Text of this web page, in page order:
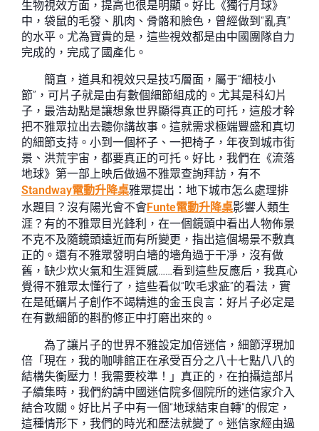
生物視效方面，提高也很是明顯。好比《獨行月球》
中，袋鼠的毛發、肌肉、骨骼和臉色，曾經做到“亂真”
的水平。尤為寶貴的是，這些視效都是由中國團隊自力
完成的，完成了國產化。
簡直，道具和視效只是技巧層面，屬于“細枝小
節”，可片子就是由有數個細節組成的。尤其是科幻片
子，最浩劫點是讓想象世界顯得真正的可托，這般才幹
把不雅眾拉出去聽你講故事。這就需求極端豐盛和真切
的細節支持。小到一個杯子、一把椅子，年夜到城市街
景、洪荒宇宙，都要真正的可托。好比，我們在《流落
地球》第一部上映后做過不雅眾查詢拜訪，有不
Standway電動升降桌雅眾提出：地下城市怎么處理排
水題目？沒有陽光會不會Funte電動升降桌影響人類生
涯？有的不雅眾目光鋒利，在一個鏡頭中看出人物佈景
不克不及隨鏡頭遠近而有所變更，指出這個場景不敷真
正的。還有不雅眾發明白墻的墻角過于干凈，沒有做
舊，缺少炊火氣和生涯質感……看到這些反應后，我真心
覺得不雅眾太懂行了，這些看似“吹毛求疵”的看法，實
在是砥礪片子創作不竭精進的金玉良言：好片子必定是
在有數細節的斟酌修正中打磨出來的。
為了讓片子的世界不雅設定加倍迷信，細節浮現加
倍「現在，我的咖啡館正在承受百分之八十七點八八的
結構失衡壓力！我需要校準！」真正的，在拍攝這部片
子續集時，我們約請中國迷信院多個院所的迷信家介入
結合攻關。好比片子中有一個“地球結束自轉”的假定，
這種情形下，我們的時光和歷法就變了。迷信家經由過